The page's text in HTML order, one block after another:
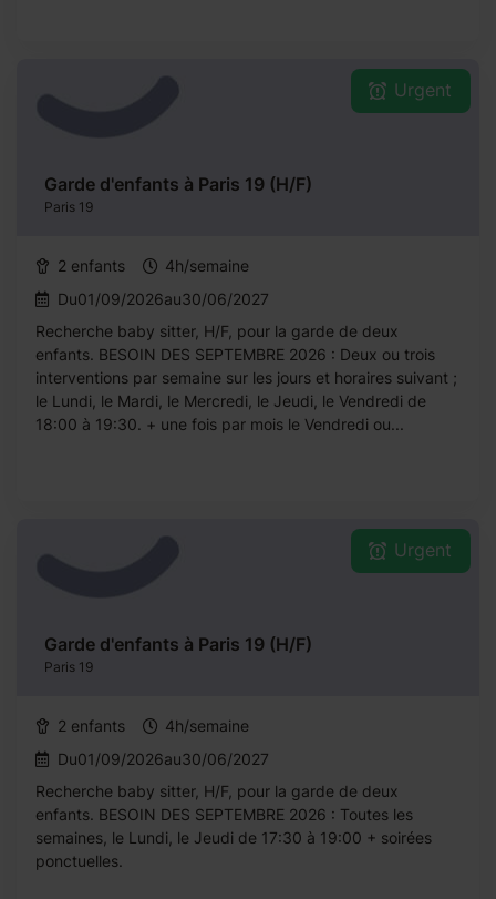
Garde d'enfants à Paris 19 (H/F)
Paris 19
Urgent
2 enfants
4h/semaine
Du01/09/2026au30/06/2027
Recherche baby sitter, H/F, pour la garde de deux
enfants. BESOIN DES SEPTEMBRE 2026 : Deux ou trois
interventions par semaine sur les jours et horaires suivant ;
le Lundi, le Mardi, le Mercredi, le Jeudi, le Vendredi de
18:00 à 19:30. + une fois par mois le Vendredi ou...
Garde d'enfants à Paris 19 (H/F)
Paris 19
Urgent
2 enfants
4h/semaine
Du01/09/2026au30/06/2027
Recherche baby sitter, H/F, pour la garde de deux
enfants. BESOIN DES SEPTEMBRE 2026 : Toutes les
semaines, le Lundi, le Jeudi de 17:30 à 19:00 + soirées
ponctuelles.